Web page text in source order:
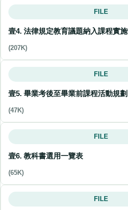
FILE
壹4. 法律規定教育議題納入課程實
(207K)
FILE
壹5. 畢業考後至畢業前課程活動規劃
(47K)
FILE
壹6. 教科書選用一覽表
(65K)
FILE